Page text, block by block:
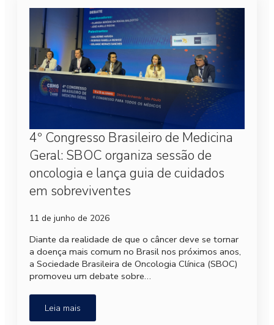
4º Congresso Brasileiro de Medicina
Geral: SBOC organiza sessão de
oncologia e lança guia de cuidados
em sobreviventes
11 de junho de 2026
Diante da realidade de que o câncer deve se tornar
a doença mais comum no Brasil nos próximos anos,
a Sociedade Brasileira de Oncologia Clínica (SBOC)
promoveu um debate sobre…
Leia mais